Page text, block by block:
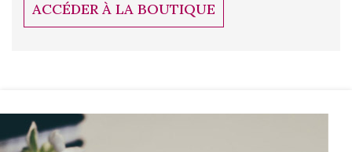
ACCÉDER À LA BOUTIQUE